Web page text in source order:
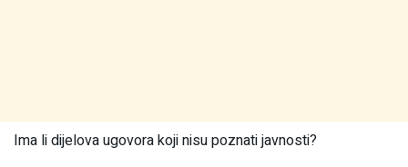
Ima li dijelova ugovora koji nisu poznati javnosti?